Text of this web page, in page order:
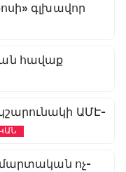
գլխավոր
հավաք
ԱՄԷ-
մարտական ոչ-